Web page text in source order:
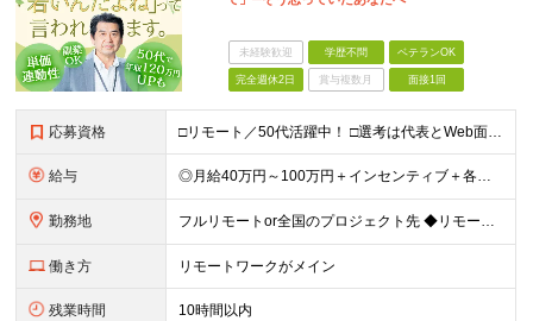
未経験歓迎 学歴不問 ベテランOK
完全週休2日 賞与複数月 面接1回
応募資格 □リモート／50代活躍中！ □選考は代表とWeb面談1回のみ □カジュアル面談も大歓迎！ 【応募条件】 ◎ITエンジニアの開発の実務経験をお持ちの方 └言語・業界・ジャンル不問（インフラ案件も多数！
給与 ◎月給40万円～100万円＋インセンティブ＋各種手当 ・年収120万〜300万円UPの実績も！ ・平均年収UP率は1.1～1.3倍 ・案件単価100%公開 × 単価連動の給与制度 ・能力等を考慮の上
勤務地 フルリモートor全国のプロジェクト先 ◆リモート実施率80% ◆UIターン歓迎！転勤なし ※(変更の範囲)上記を除く当社関連勤務地 本社：東京都新宿区西新宿3-9-23 西新宿大和ビル3F ＼AI
働き方 リモートワークがメイン
残業時間 10時間以内